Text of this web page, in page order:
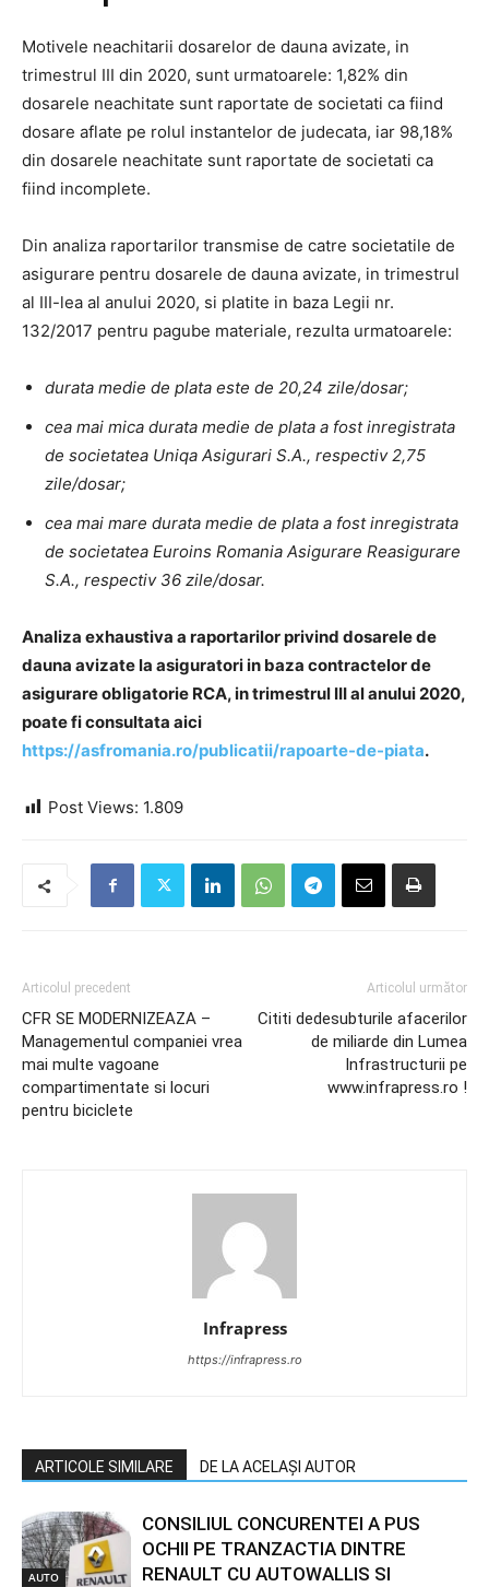
Motivele neachitarii dosarelor de dauna avizate, in
trimestrul III din 2020, sunt urmatoarele: 1,82% din
dosarele neachitate sunt raportate de societati ca fiind
dosare aflate pe rolul instantelor de judecata, iar 98,18%
din dosarele neachitate sunt raportate de societati ca
fiind incomplete.
Din analiza raportarilor transmise de catre societatile de
asigurare pentru dosarele de dauna avizate, in trimestrul
al III-lea al anului 2020, si platite in baza Legii nr.
132/2017 pentru pagube materiale, rezulta urmatoarele:
durata medie de plata este de 20,24 zile/dosar;
cea mai mica durata medie de plata a fost inregistrata
de societatea Uniqa Asigurari S.A., respectiv 2,75
zile/dosar;
cea mai mare durata medie de plata a fost inregistrata
de societatea Euroins Romania Asigurare Reasigurare
S.A., respectiv 36 zile/dosar.
Analiza exhaustiva a raportarilor privind dosarele de
dauna avizate la asiguratori in baza contractelor de
asigurare obligatorie RCA, in trimestrul III al anului 2020,
poate fi consultata aici
https://asfromania.ro/publicatii/rapoarte-de-piata.
Post Views: 1.809
Articolul precedent
CFR SE MODERNIZEAZA –
Managementul companiei vrea
mai multe vagoane
compartimentate si locuri
pentru biciclete
Articolul următor
Cititi dedesubturile afacerilor
de miliarde din Lumea
Infrastructurii pe
www.infrapress.ro !
Infrapress
https://infrapress.ro
ARTICOLE SIMILARE DE LA ACELAȘI AUTOR
AUTO
CONSILIUL CONCURENTEI A PUS
OCHII PE TRANZACTIA DINTRE
RENAULT CU AUTOWALLIS SI